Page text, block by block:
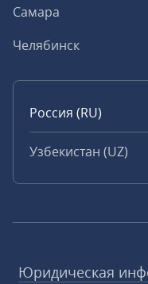
Самара
Челябинск
Россия (RU)
Узбекистан (UZ)
Юридическая